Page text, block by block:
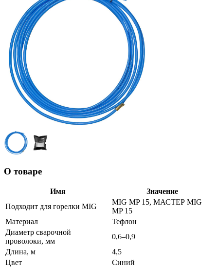
О товаре
Имя
Значение
Подходит для горелки MIG
MIG MP 15, МАСТЕР MIG
MP 15
Материал
Тефлон
Диаметр сварочной
проволоки, мм
0,6–0,9
Длина, м
4,5
Цвет
Синий